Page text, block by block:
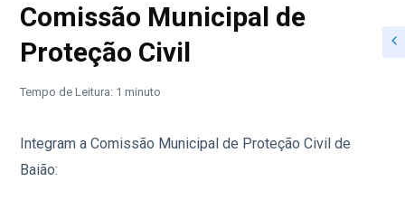
Comissão Municipal de
Proteção Civil
Tempo de Leitura: 1 minuto
Integram a Comissão Municipal de Proteção Civil de
Baião: